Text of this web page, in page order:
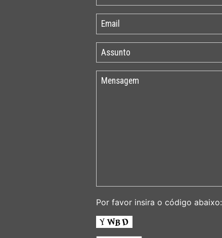
Por favor insira o código abaixo: